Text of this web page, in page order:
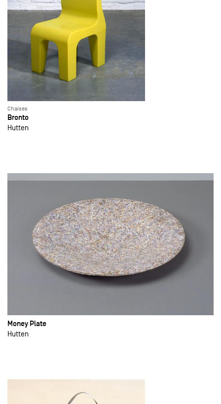
Chaises
Bronto
Hutten
Money Plate
Hutten